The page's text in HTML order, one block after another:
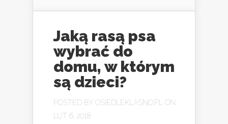
Jaką rasą psa
wybrać do
domu, w którym
są dzieci?
POSTED BY OSIEDLEKLASNO.PL ON
LUT 6, 2018